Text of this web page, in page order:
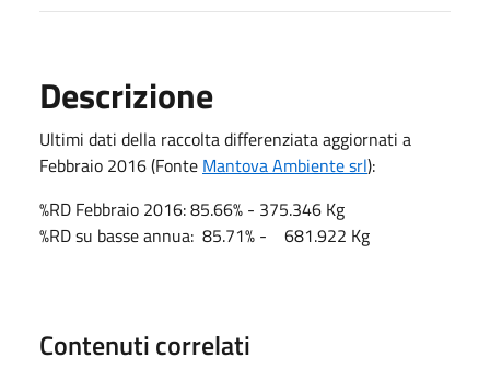
Descrizione
Ultimi dati della raccolta differenziata aggiornati a
Febbraio 2016 (Fonte Mantova Ambiente srl):
%RD Febbraio 2016: 85.66% - 375.346 Kg
%RD su basse annua: 85.71% - 681.922 Kg
Contenuti correlati